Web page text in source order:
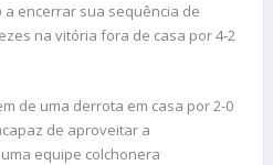
encerrar sua sequência de
na vitória fora de casa por 4-2
de uma derrota em casa por 2-0
de aproveitar a
equipe colchonera